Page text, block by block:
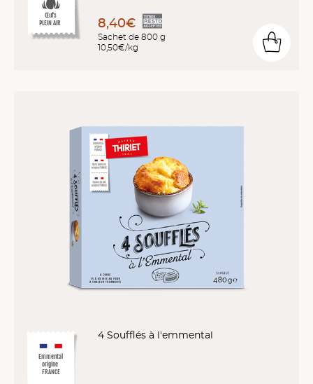
Œufs
PLEIN AIR 8,40€
Sachet de 800 g
10,50€/kg
Emmental
origine
FRANCE
4 Soufflés à l'emmental